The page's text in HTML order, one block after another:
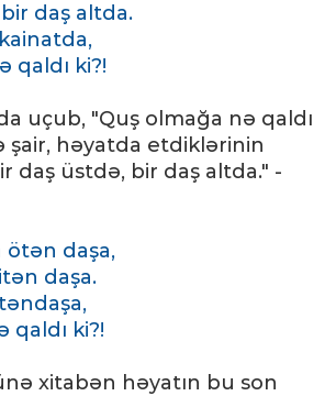
daş altda.
qaldı ki?!
uçub, "Quş olmağa nə qaldı
şair, həyatda etdiklərinin
daş üstdə, bir daş altda." -
ötən daşa,
daşa.
qaldı ki?!
xitabən həyatın bu son